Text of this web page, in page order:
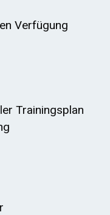
Verfügung
Trainingsplan